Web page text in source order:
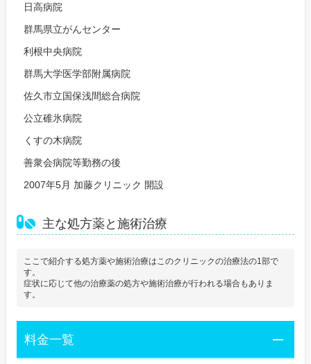
日高病院
群馬県立がんセンター
利根中央病院
群馬大学医学部附属病院
佐久市立国保浅間総合病院
公立碓氷病院
くすの木病院
善衆会病院等勤務の後
2007年5月 加藤クリニック 開設
主な処方薬と施術治療
ここで紹介する処方薬や施術治療はこのクリニックの治療法の1部で
す。
症状に応じて他の治療薬の処方や施術治療が行われる場合もありま
す。
料金一覧